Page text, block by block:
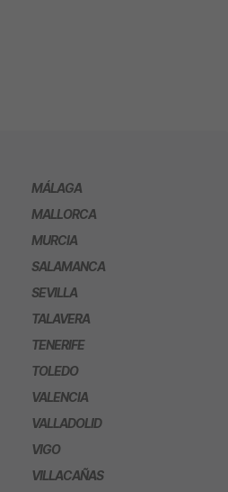
MÁLAGA
MALLORCA
MURCIA
SALAMANCA
SEVILLA
TALAVERA
TENERIFE
TOLEDO
VALENCIA
VALLADOLID
VIGO
VILLACAÑAS